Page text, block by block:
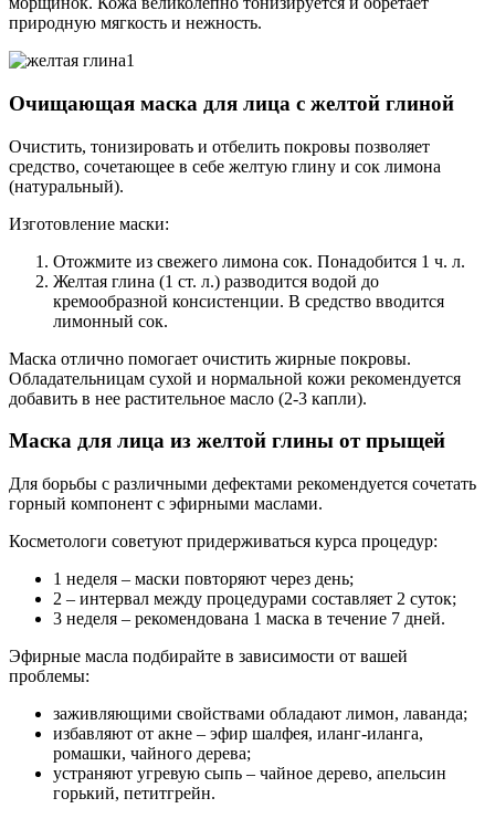
природную мягкость и нежность.
Очищающая маска для лица с желтой глиной
Очистить, тонизировать и отбелить покровы позволяет
средство, сочетающее в себе желтую глину и сок лимона
(натуральный).
Изготовление маски:
Отожмите из свежего лимона сок. Понадобится 1 ч. л.
Желтая глина (1 ст. л.) разводится водой до
кремообразной консистенции. В средство вводится
лимонный сок.
Маска отлично помогает очистить жирные покровы.
Обладательницам сухой и нормальной кожи рекомендуется
добавить в нее растительное масло (2-3 капли).
Маска для лица из желтой глины от прыщей
Для борьбы с различными дефектами рекомендуется сочетать
горный компонент с эфирными маслами.
Косметологи советуют придерживаться курса процедур:
1 неделя – маски повторяют через день;
2 – интервал между процедурами составляет 2 суток;
3 неделя – рекомендована 1 маска в течение 7 дней.
Эфирные масла подбирайте в зависимости от вашей
проблемы:
заживляющими свойствами обладают лимон, лаванда;
избавляют от акне – эфир шалфея, иланг-иланга,
ромашки, чайного дерева;
устраняют угревую сыпь – чайное дерево, апельсин
горький, петитгрейн.